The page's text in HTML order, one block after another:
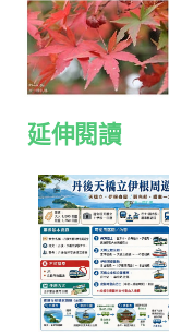
延伸閱讀